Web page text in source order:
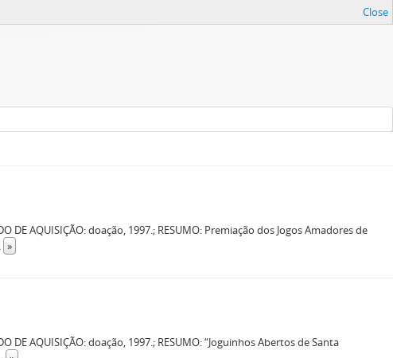
Close
DE AQUISIÇÃO: doação, 1997.; RESUMO: Premiação dos Jogos Amadores de
»
DE AQUISIÇÃO: doação, 1997.; RESUMO: “Joguinhos Abertos de Santa